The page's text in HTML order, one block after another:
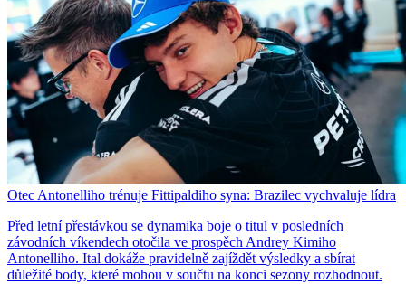
Otec Antonelliho trénuje Fittipaldiho syna: Brazilec vychvaluje lídra
Před letní přestávkou se dynamika boje o titul v posledních
závodních víkendech otočila ve prospěch Andrey Kimiho
Antonelliho. Ital dokáže pravidelně zajíždět výsledky a sbírat
důležité body, které mohou v součtu na konci sezony rozhodnout.